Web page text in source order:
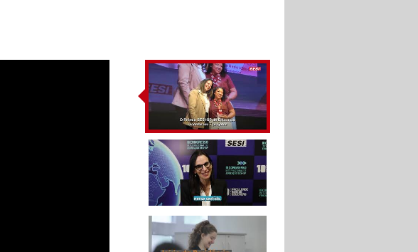
IV Congresso
Internacional de
Educação SESI-SP
A tecnologia aliada à
educação - Congresso
Internacional de
Educação SESI-SP